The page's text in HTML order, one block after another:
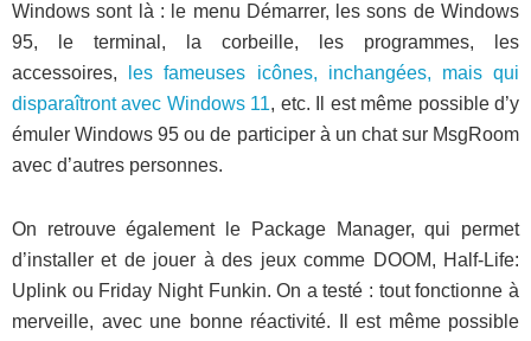
Windows sont là : le menu Démarrer, les sons de Windows
95, le terminal, la corbeille, les programmes, les
accessoires,
les fameuses icônes, inchangées, mais qui
disparaîtront avec Windows 11, etc. Il est même possible d’y
émuler Windows 95 ou de participer à un chat sur MsgRoom
avec d’autres personnes.
On retrouve également le Package Manager, qui permet
d’installer et de jouer à des jeux comme DOOM, Half-Life:
Uplink ou Friday Night Funkin. On a testé : tout fonctionne à
merveille, avec une bonne réactivité. Il est même possible